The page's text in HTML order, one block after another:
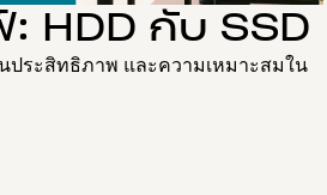
HDD กับ SSD
ระสิทธิภาพ และความเหมาะสมใน